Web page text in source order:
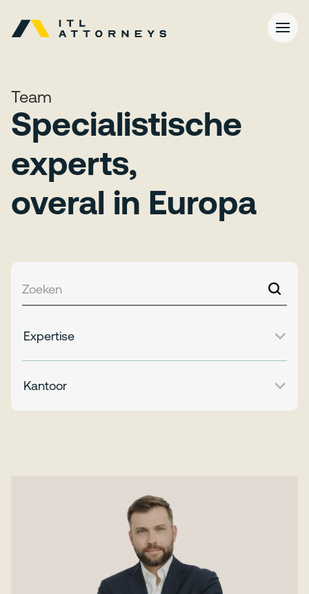
Team
Specialistische
experts,
overal in Europa
Expertise
Kantoor